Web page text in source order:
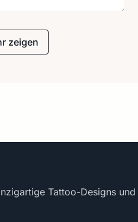
zeigen
Tattoo-Designs und